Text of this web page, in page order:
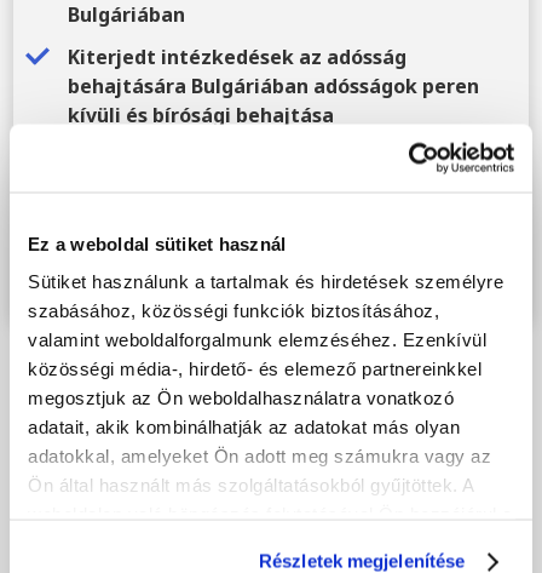
Ez a weboldal sütiket használ
Sütiket használunk a tartalmak és hirdetések személyre
szabásához, közösségi funkciók biztosításához,
valamint weboldalforgalmunk elemzéséhez. Ezenkívül
közösségi média-, hirdető- és elemező partnereinkkel
megosztjuk az Ön weboldalhasználatra vonatkozó
adatait, akik kombinálhatják az adatokat más olyan
adatokkal, amelyeket Ön adott meg számukra vagy az
Ön által használt más szolgáltatásokból gyűjtöttek. A
Részletek megjelenítése
Bulgáriában
Kiterjedt intézkedések az adósság
behajtására Bulgáriában adósságok peren
kívüli és bírósági behajtása
No Cure No Pay adósságbehajtás Bulgáriában
Tudja meg, hogyan segítettünk másoknak a
bulgáriai adósságbehajtásban
Tudta, hogy Bulgáriában a vitás